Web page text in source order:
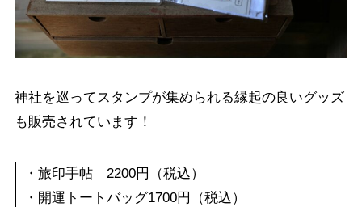
神社を巡ってスタンプが集められる縁起の良いグッズ
も販売されています！
・旅印手帖 2200円（税込）
・開運トートバッグ1700円（税込）